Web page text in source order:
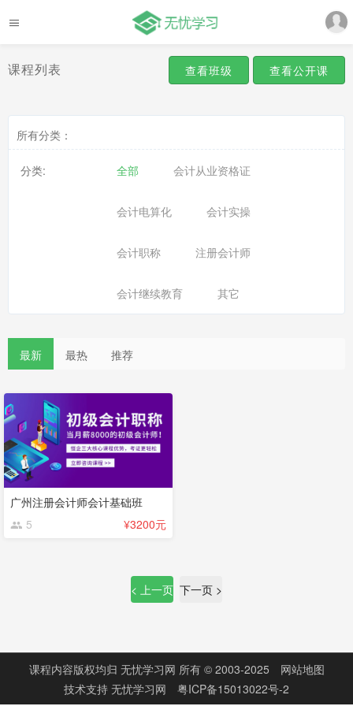
课程列表 查看班级 查看公开课
所有分类：
分类: 全部 会计从业资格证
会计电算化 会计实操
会计职称 注册会计师
会计继续教育 其它
最新 最热 推荐
广州注册会计师会计基础班
5
¥3200元
< 上一页 下一页 >
课程内容版权均归 无忧学习网 所有 © 2003-2025
网站地图
技术支持 无忧学习网 粤ICP备15013022号-2